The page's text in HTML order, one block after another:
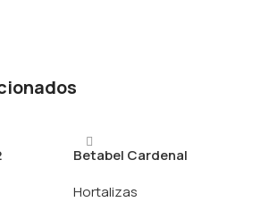
Betabel Cardenal
Hortalizas